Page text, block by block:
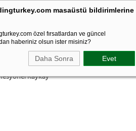
masaüstü bildirimlerine
özel fırsatlardan ve güncel
haberiniz olsun ister misiniz?
Daha Sonra Evet
Ücretsiz Kargo • Sürpriz Hediyeler • Peşin Fiyatına
FINGERBOARDTEKSTİL
Kaykay